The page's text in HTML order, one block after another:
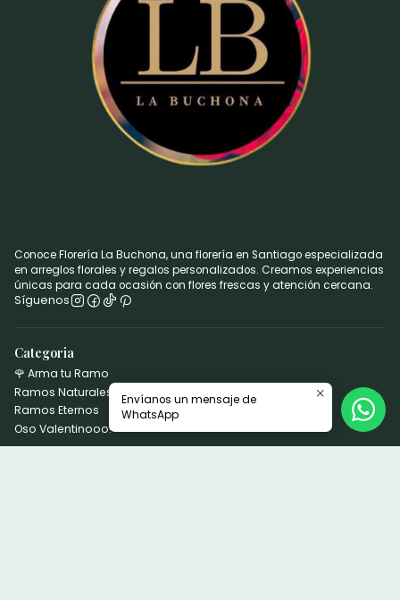
Conoce Florería La Buchona, una florería en Santiago especializada
en arreglos florales y regalos personalizados. Creamos experiencias
únicas para cada ocasión con flores frescas y atención cercana.
Síguenos
Categoria
🌹 Arma tu Ramo
Ramos Naturales
Ramos Eternos
Oso Valentinooo!
Envíanos un mensaje de
WhatsApp